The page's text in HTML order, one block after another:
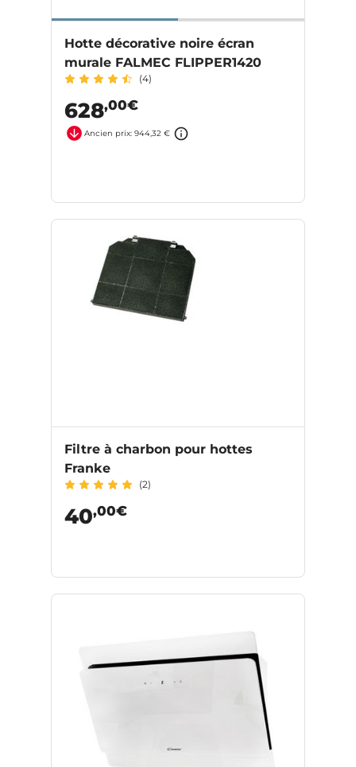
Hotte décorative noire écran
murale FALMEC FLIPPER1420
(4)
628,00€
Ancien prix: 944,32 €
Filtre à charbon pour hottes
Franke
(2)
40,00€